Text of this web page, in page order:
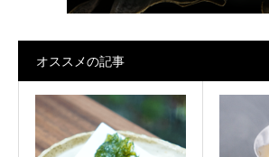
オススメの記事